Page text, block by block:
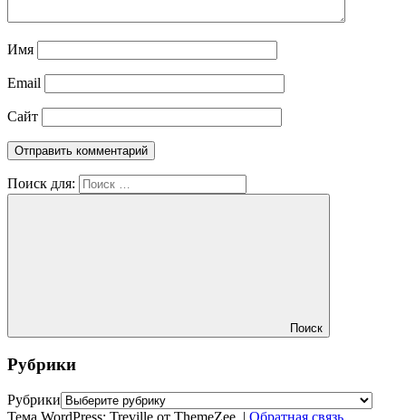
Имя
Email
Сайт
Поиск для:
Поиск
Рубрики
Рубрики
Тема WordPress: Treville от ThemeZee. | Обратная связь